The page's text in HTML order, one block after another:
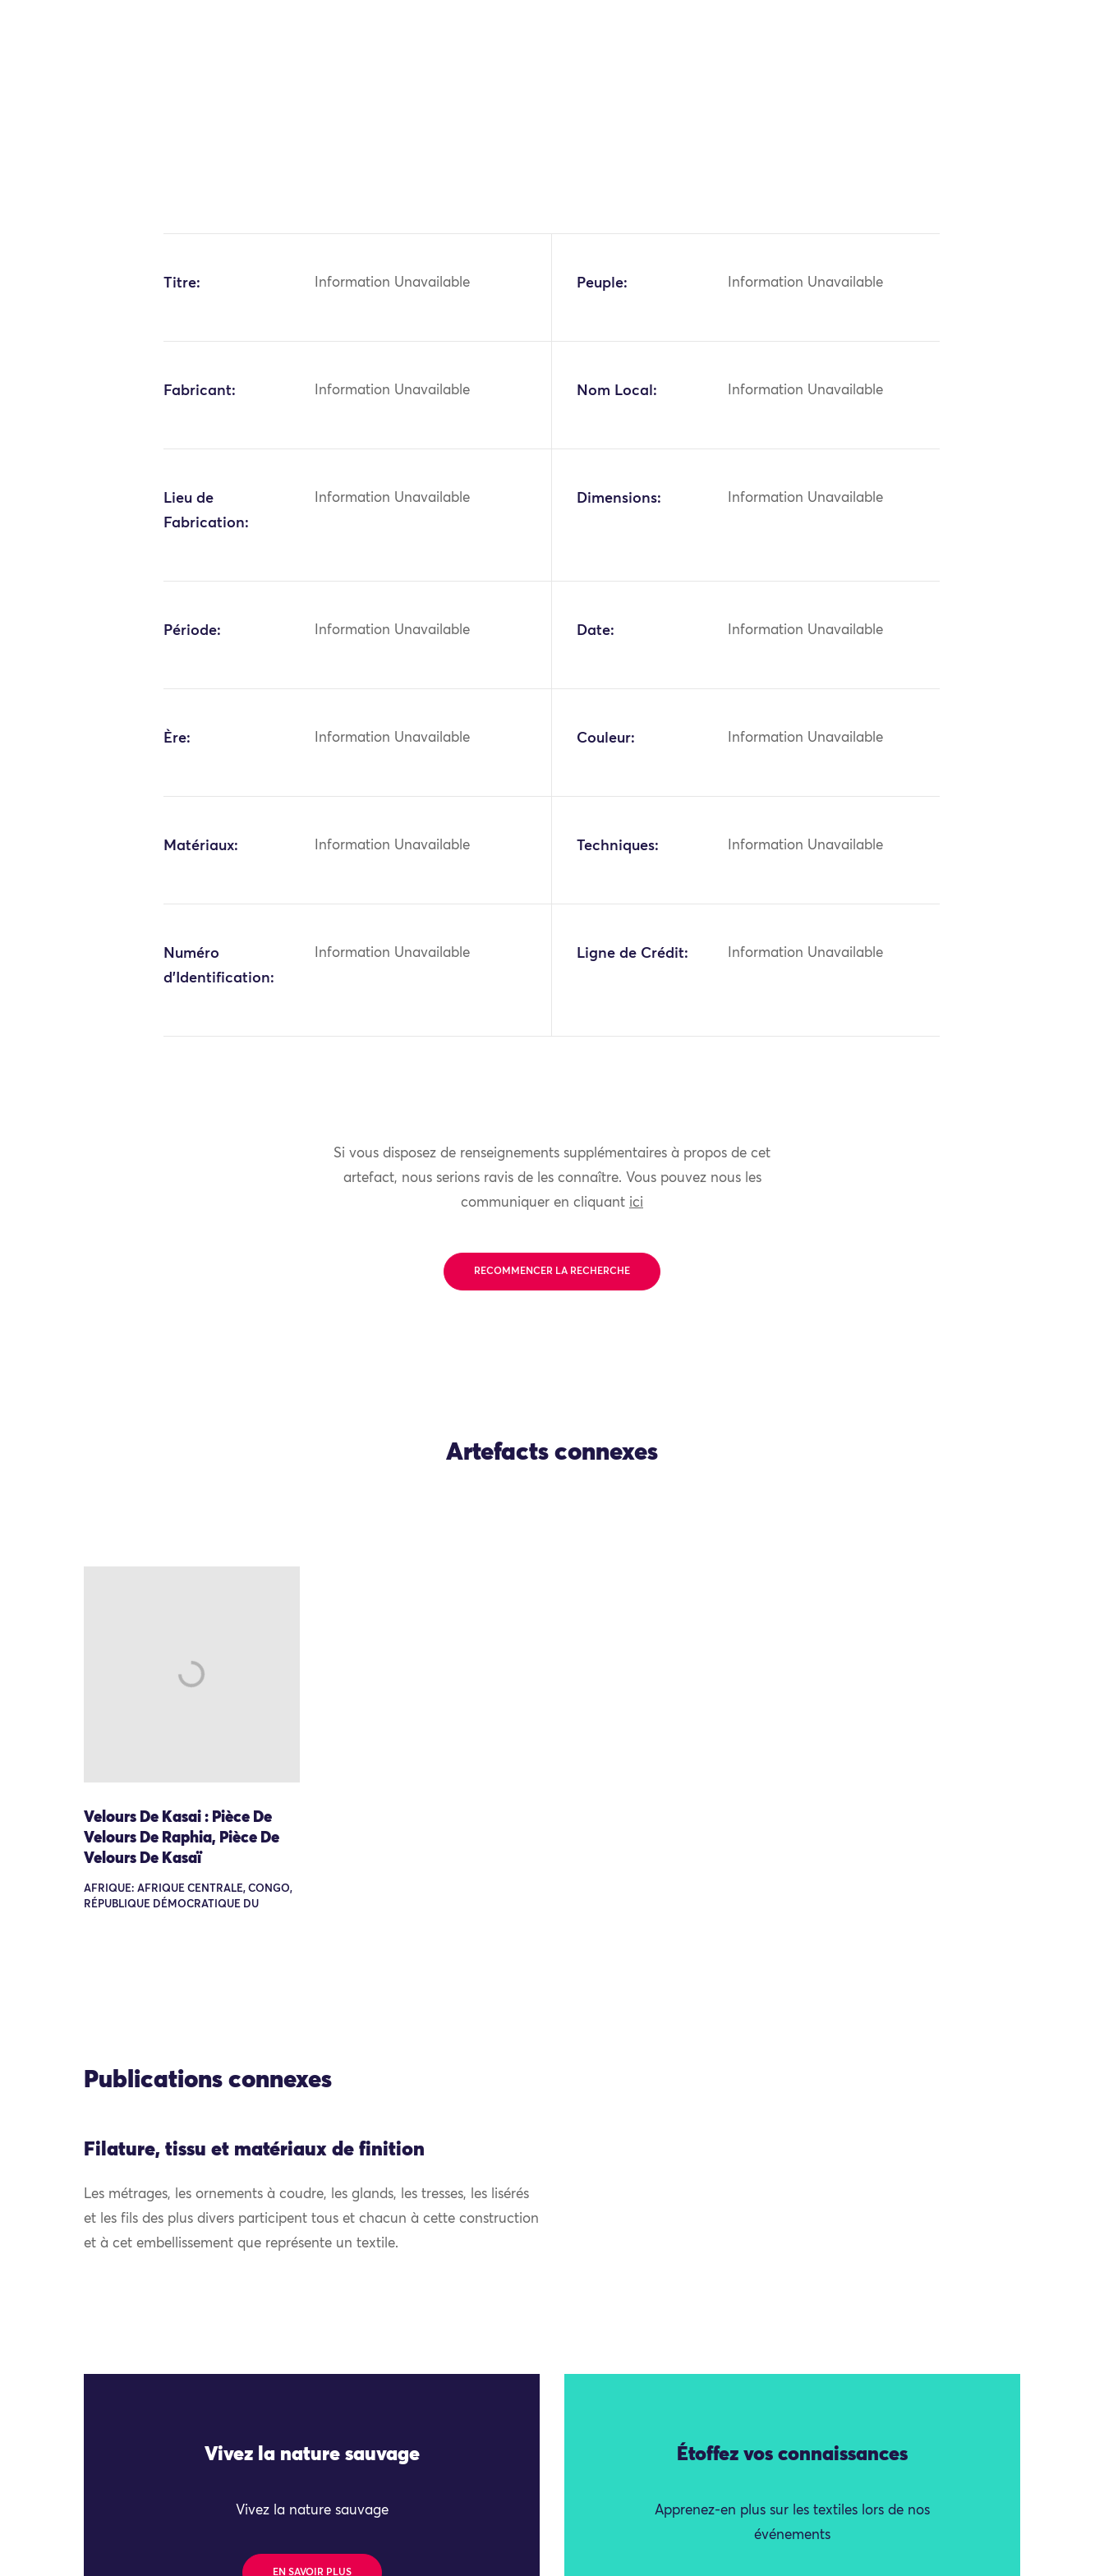
Titre: Information Unavailable Peuple: Information Unavailable
Fabricant: Information Unavailable Nom Local: Information Unavailable
Lieu de
Fabrication:
Information Unavailable Dimensions: Information Unavailable
Période: Information Unavailable Date: Information Unavailable
Ère: Information Unavailable Couleur: Information Unavailable
Matériaux: Information Unavailable Techniques: Information Unavailable
Numéro
d'Identification:
Information Unavailable Ligne de Crédit: Information Unavailable
Si vous disposez de renseignements supplémentaires à propos de cet
artefact, nous serions ravis de les connaître. Vous pouvez nous les
communiquer en cliquant ici
RECOMMENCER LA RECHERCHE
Artefacts connexes
Velours De Kasai : Pièce De
Velours De Raphia, Pièce De
Velours De Kasaï
AFRIQUE: AFRIQUE CENTRALE, CONGO,
RÉPUBLIQUE DÉMOCRATIQUE DU
Publications connexes
Filature, tissu et matériaux de finition
Les métrages, les ornements à coudre, les glands, les tresses, les lisérés
et les fils des plus divers participent tous et chacun à cette construction
et à cet embellissement que représente un textile.
Vivez la nature sauvage
Vivez la nature sauvage
EN SAVOIR PLUS
Étoffez vos connaissances
Apprenez-en plus sur les textiles lors de nos
événements